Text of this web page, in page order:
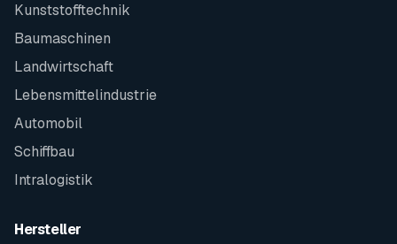
Kunststofftechnik
Baumaschinen
Landwirtschaft
Lebensmittelindustrie
Automobil
Schiffbau
Intralogistik
Hersteller